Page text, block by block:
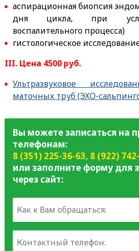
аспирационная биопсия
дня цикла, при
воспалительного процесса)
гистологическое
III. Цена 4500 руб.
Ультразвуковое
маточных труб (ЭХО-
Вы можете записаться на
телефонам:
8 (351) 225-36-63, 8 (922)
или заполните форму для
через сайт: